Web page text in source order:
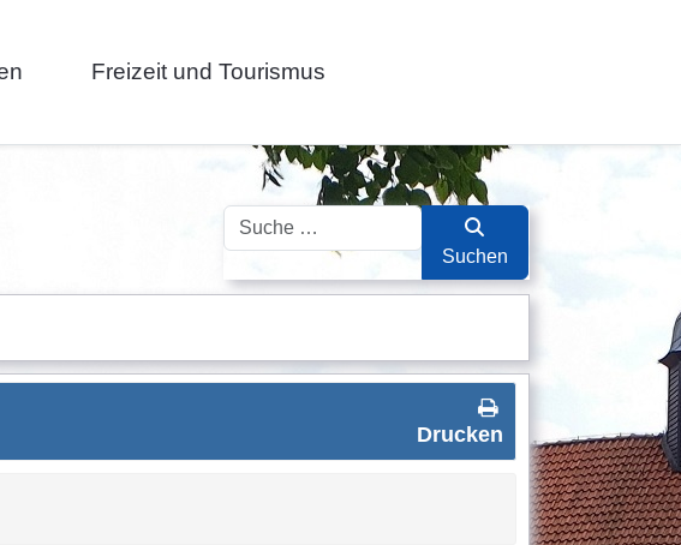
Freizeit und Tourismus
Suchen
Suchen
Drucken